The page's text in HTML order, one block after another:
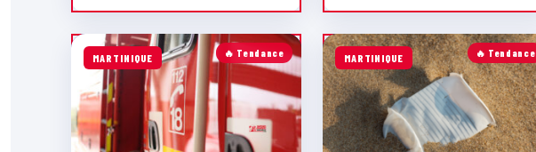
🔥 Tendance
MARTINIQUE 🔥 Tendance
MARTINIQUE